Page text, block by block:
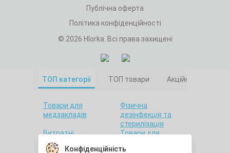
Публічна оферта
Політика конфіденційності
© 2026 Hlorka. Всі права захищені
Конфіденційність
ТОП категорії ТОП товари Акційні товари
Товари для
медзакладів
Фізична
дезінфекція та
стерилізація
Витратні
матеріали
Товари для